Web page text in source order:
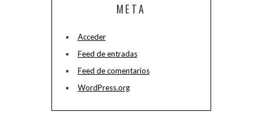
META
Acceder
Feed de entradas
Feed de comentarios
WordPress.org